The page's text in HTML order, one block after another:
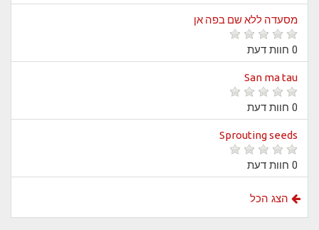
מסעדה ללא שם בפה אן
0 חוות דעת
San ma tau
0 חוות דעת
Sprouting seeds
0 חוות דעת
הצג הכל